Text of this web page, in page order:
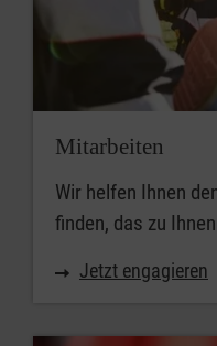
Mitarbeiten
Wir helfen Ihnen
finden, das zu
Jetzt engagieren